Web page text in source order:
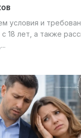
условия и
18 лет, а также